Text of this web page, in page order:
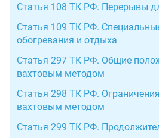
вахты и в обратный путь;
период отдыха между
так и неоплачиваемый).
определяем срок для
между вахтами;
согласовываем рабочий
профсоюзами и знакомим его
месяца перед началом
Статья 108 ТК РФ. Перерывы
Статья 109 ТК РФ.
обогревания и отдыха
Статья 297 ТК РФ. Общие
вахтовым методом
Статья 298 ТК РФ.
вахтовым методом
Статья 299 ТК РФ.